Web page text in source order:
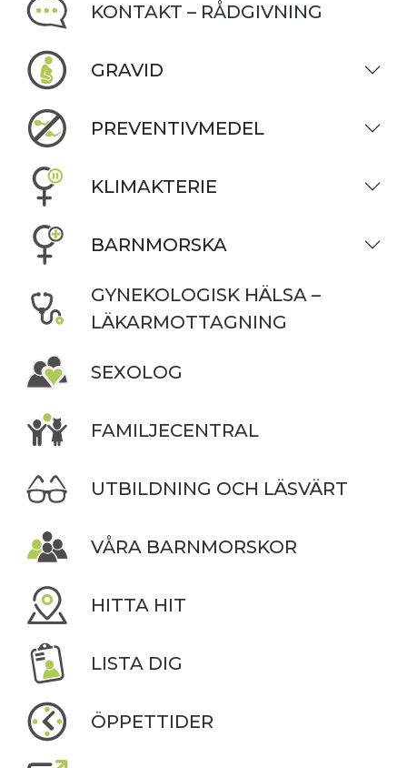
KONTAKT – RÅDGIVNING
GRAVID
PREVENTIVMEDEL
KLIMAKTERIE
BARNMORSKA
GYNEKOLOGISK HÄLSA –
LÄKARMOTTAGNING
SEXOLOG
FAMILJECENTRAL
UTBILDNING OCH LÄSVÄRT
VÅRA BARNMORSKOR
HITTA HIT
LISTA DIG
ÖPPETTIDER